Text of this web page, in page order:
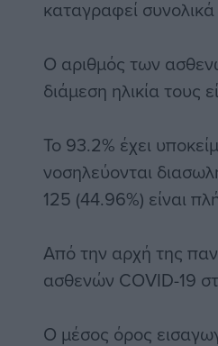
καταγραφεί
Ο αριθμός των
διάμεση ηλικία τους
To 93.2% έχει
νοσηλεύονται
125 (44.96%) είναι
Από την αρχή της
ασθενών COVID-19
Ο μέσος όρος